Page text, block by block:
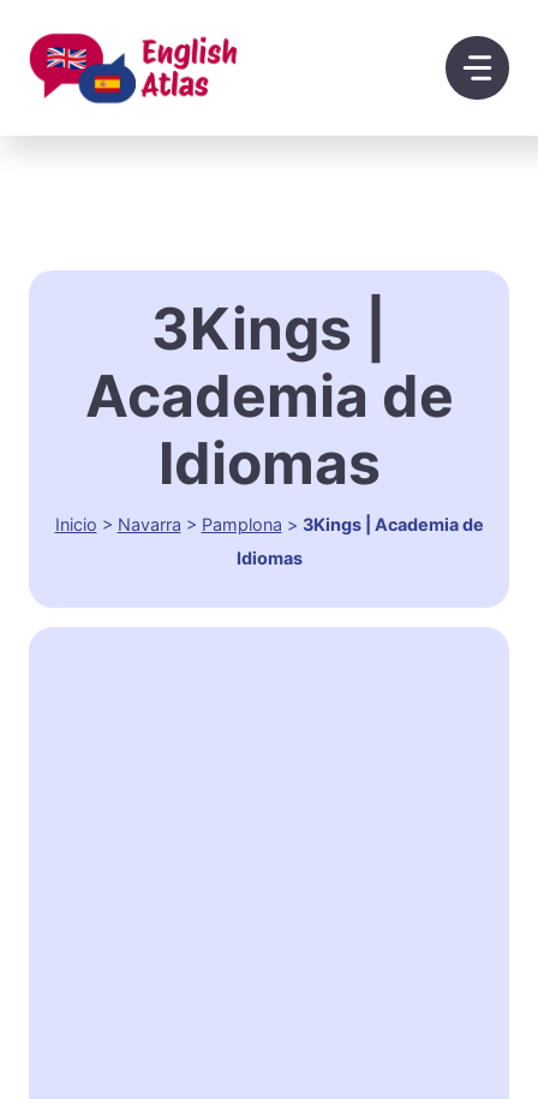
contenido
3Kings |
Academia de
Idiomas
Inicio > Navarra > Pamplona > 3Kings | Academia de
Idiomas